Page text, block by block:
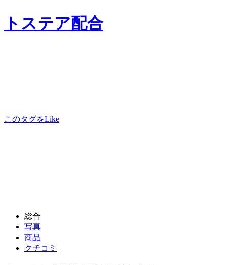
トステア配合
このタグをLike
総合
写真
商品
クチコミ